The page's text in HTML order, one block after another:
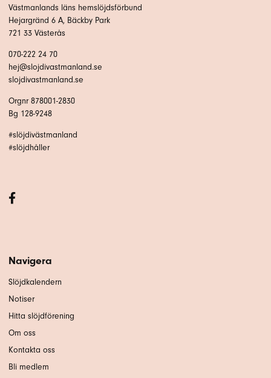
Västmanlands läns hemslöjdsförbund
Hejargränd 6 A, Bäckby Park
721 33 Västerås
070-222 24 70
hej@slojdivastmanland.se
slojdivastmanland.se
Orgnr 878001-2830
Bg 128-9248
#slöjdivästmanland
#slöjdhåller
Navigera
Slöjdkalendern
Notiser
Hitta slöjdförening
Om oss
Kontakta oss
Bli medlem